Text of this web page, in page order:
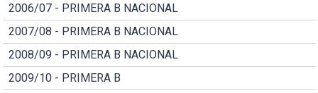
2006/07 - PRIMERA B NACIONAL
2007/08 - PRIMERA B NACIONAL
2008/09 - PRIMERA B NACIONAL
2009/10 - PRIMERA B